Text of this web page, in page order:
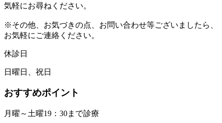
気軽にお尋ねください。
※その他、お気づきの点、お問い合わせ等ございましたら、
お気軽にご連絡ください。
休診日
日曜日、祝日
おすすめポイント
月曜～土曜19：30まで診療